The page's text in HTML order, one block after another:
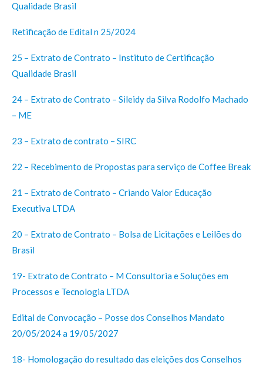
Qualidade Brasil
Retificação de Edital n 25/2024
25 – Extrato de Contrato – Instituto de Certificação
Qualidade Brasil
24 – Extrato de Contrato – Sileidy da Silva Rodolfo Machado
– ME
23 – Extrato de contrato – SIRC
22 – Recebimento de Propostas para serviço de Coffee Break
21 – Extrato de Contrato – Criando Valor Educação
Executiva LTDA
20 – Extrato de Contrato – Bolsa de Licitações e Leilões do
Brasil
19- Extrato de Contrato – M Consultoria e Soluções em
Processos e Tecnologia LTDA
Edital de Convocação – Posse dos Conselhos Mandato
20/05/2024 a 19/05/2027
18- Homologação do resultado das eleições dos Conselhos